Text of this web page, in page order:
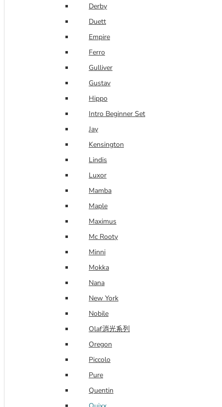
Derby
Duett
Empire
Ferro
Gulliver
Gustav
Hippo
Intro Beginner Set
Jay
Kensington
Lindis
Luxor
Mamba
Maple
Maximus
Mc Rooty
Minni
Mokka
Nana
New York
Nobile
Olaf消光系列
Oregon
Piccolo
Pure
Quentin